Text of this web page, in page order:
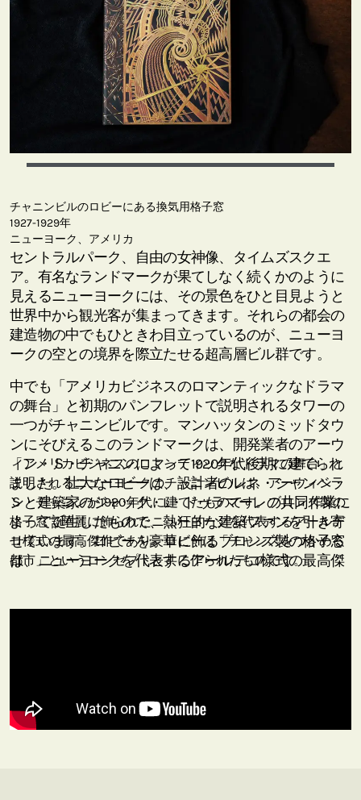
チャニンビルのロビーにある換気用格子窓
1927-1929年
ニューヨーク、アメリカ
セントラルパーク、自由の女神像、タイムズスクエ
ア。有名なランドマークが果てしなく続くかのように
見えるニューヨークには、その景色をひと目見ようと
世界中から観光客が集まってきます。それらの都会の
建造物の中でもひときわ目立っているのが、ニューヨ
ークの空との境界を際立たせる超高層ビル群です。
中でも「アメリカビジネスのロマンティックなドラマ
の舞台」と初期のパンフレットで説明されるタワーの
一つがチャニンビルです。マンハッタンのミッドタウ
ンにそびえるこのランドマークは、開発業者のアーウ
ィン・Ｓ・チャニンによって1920年代後期に建てられ
ました。壮大なロビーは、設計者のレネ・シャンベラ
ンと建築家のジャック・L・ドゥラマーレの共同作業に
よって誕生したもので、熱狂的な建築ファンを引き寄
せています。ロビーを豪華に飾るブロンズ製の格子窓
は、ニューヨークを代表するアールデコ様式の最高傑
熟練した匠の技が駆使されているチャニンビルは、
「アメリカビジネスのロマンティックなドラマの舞台」と
説明されるニューヨークのチャニンビルは、アーウィン・
Ｓ・チャニンが1920年代に建てたものです。ブロンズ製の
格子窓で華麗に飾られたニューヨークを代表するアールデ
コ様式の最高傑作であり、ロビーは「チャンスをつかめる
都市」というコンセプトと共に作られたものです。